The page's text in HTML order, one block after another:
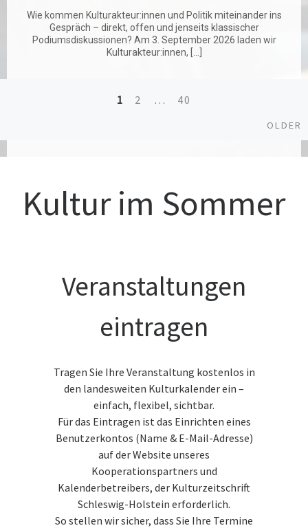
Wie kommen Kulturakteur:innen und Politik miteinander ins
Gespräch – direkt, offen und jenseits klassischer
Podiumsdiskussionen? Am 3. September 2026 laden wir
Kulturakteur:innen, […]
navigation
1 2 …
40
OLDER
Kultur im Sommer
Veranstaltungen
eintragen
Tragen Sie Ihre Veranstaltung kostenlos in
den landesweiten Kulturkalender ein –
einfach, flexibel, sichtbar.
Für das Eintragen ist das Einrichten eines
Benutzerkontos (Name & E-Mail-Adresse)
auf der Website unseres
Kooperationspartners und
Kalenderbetreibers, der Kulturzeitschrift
Schleswig-Holstein erforderlich.
So stellen wir sicher, dass Sie Ihre Termine